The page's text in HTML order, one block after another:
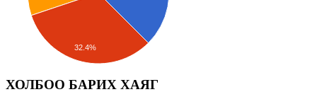
32.4%
ХОЛБОО БАРИХ ХАЯГ